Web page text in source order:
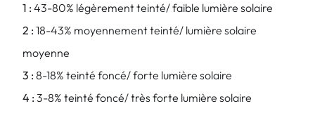
1 : 43-80% légèrement teinté/ faible lumière solaire
2 : 18-43% moyennement teinté/ lumière solaire
moyenne
3 : 8-18% teinté foncé/ forte lumière solaire
4 : 3-8% teinté foncé/ très forte lumière solaire